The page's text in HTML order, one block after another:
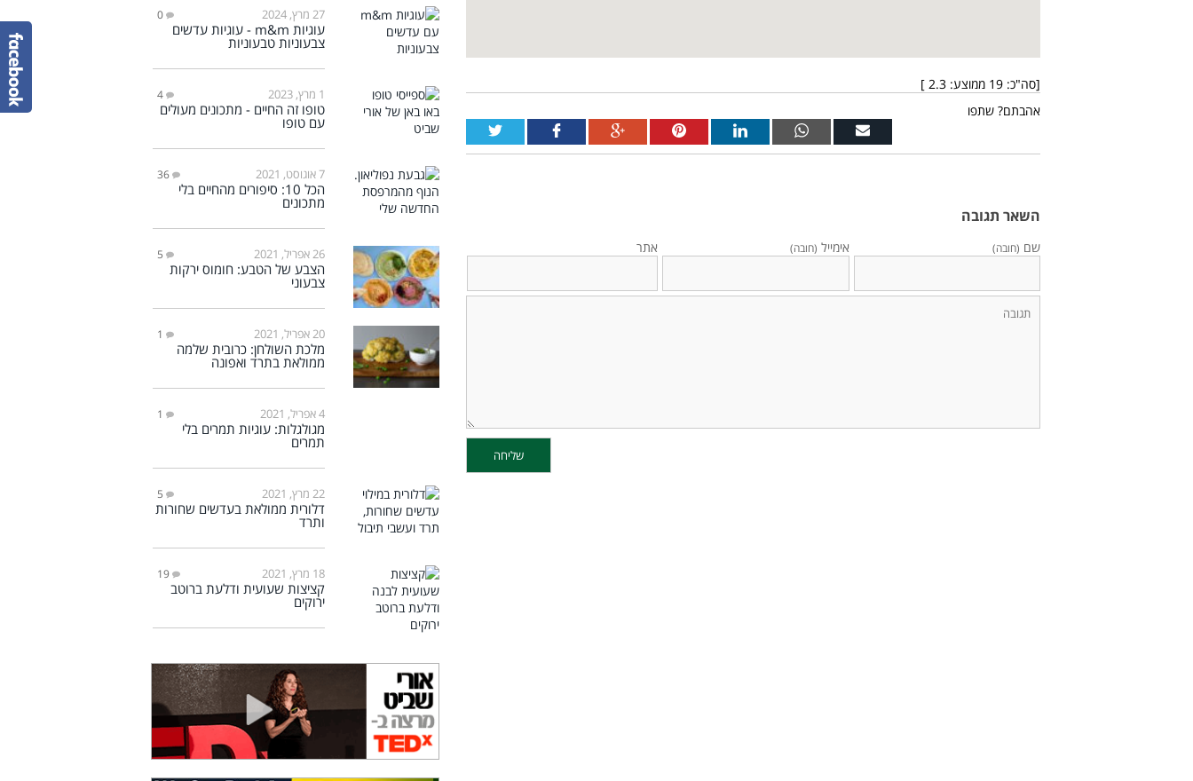
[סה"כ: 19 ממוצע: 2.3
]
אהבתם? שתפו
השאר תגובה
שם (חובה) אימייל (חובה) אתר
27 מרץ, 2024 0
עוגיות m&m - עוגיות עדשים
צבעוניות טבעוניות
1 מרץ, 2023 4
טופו זה החיים - מתכונים מעולים
עם טופו
7 אוגוסט, 2021 36
הכל 10: סיפורים מהחיים בלי
מתכונים
26 אפריל, 2021 5
הצבע של הטבע: חומוס ירקות
צבעוני
20 אפריל, 2021 1
מלכת השולחן: כרובית שלמה
ממולאת בתרד ואפונה
4 אפריל, 2021 1
מגולגלות: עוגיות תמרים בלי
תמרים
22 מרץ, 2021 5
דלורית ממולאת בעדשים שחורות
ותרד
18 מרץ, 2021 19
קציצות שעועית ודלעת ברוטב
ירוקים